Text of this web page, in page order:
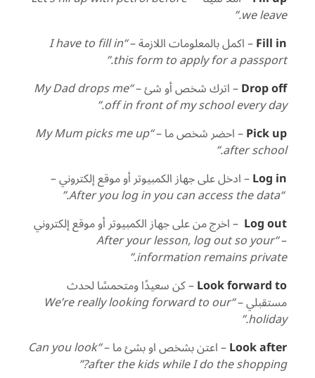
we leave.”
Fill in– اكمل بالمعلومات اللازمة –“I have to fill in
this form to apply for a passport.”
Drop off– اترك شخص أو شئ –“My Dad drops me
off in front of my school every day.”
Pick up– احضر شخص ما –“My Mum picks me up
after school.”
Log in– ادخل على جهاز الكمبيوتر أو موقع إلكتروني –
“After you log in you can access the data.”
Log out – اخرج من على جهاز الكمبيوتر أو موقع إلكتروني
–
“After your lesson, log out so your
information remains private.”
Look forward to– كن سعيدًا ومتحمسًا لحدث
مستقبلي –“We’re really looking forward to our
holiday.”
Look after– اعتن بشخص او بشئ ما –“Can you look
after the kids while I do the shopping?”